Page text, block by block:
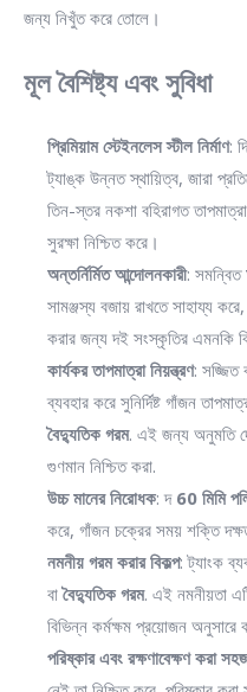
জন্য নিখুঁত করে তোলে।
মূল বৈশিষ্ট্য এবং সুবিধা
প্রিমিয়াম স্টেইনলেস স্টীল নির্মাণ:
ট্যাঙ্ক উন্নত স্থায়িত্ব, জারা
তিন-স্তর নকশা বহিরাগত
সুরক্ষা নিশ্চিত করে।
অন্তর্নির্মিত আন্দোলনকারী: সমন্বিত
সামঞ্জস্য বজায় রাখতে সাহায্য
করার জন্য দই সংস্কৃতির এমনকি
কার্যকর তাপমাত্রা নিয়ন্ত্রণ: সজ্জিত
ব্যবহার করে সুনির্দিষ্ট গাঁজন
বৈদ্যুতিক গরম. এই জন্য অনুমতি
গুণমান নিশ্চিত করা.
উচ্চ মানের নিরোধক: দ 60 মিমি
করে, গাঁজন চক্রের সময় শক্তি
নমনীয় গরম করার বিকল্প: ট্যাংক
বাবৈদ্যুতিক গরম. এই নমনীয়তা
বিভিন্ন কর্মক্ষম প্রয়োজন অনুসারে
পরিষ্কার এবং রক্ষণাবেক্ষণ করা